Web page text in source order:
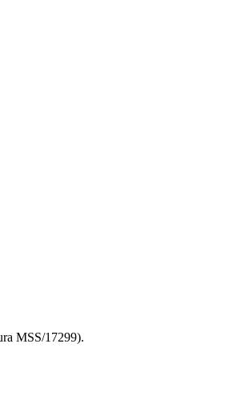
MSS/17299).